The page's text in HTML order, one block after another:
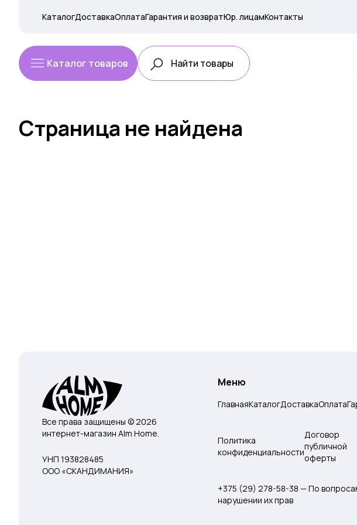
КаталогДоставкаОплатаГарантия и возвратЮр. лицамКонтакты
Каталог товаров
Страница не найдена
Все права защищены © 2026
интернет-магазин Alm Home.
УНП 193828485
ООО «СКАНДИМАНИЯ»
Меню
ГлавнаяКаталогДоставкаОплата
Политика
конфиденциальности
Договор
публичной
оферты
+375 (29) 278-58-38 — По
нарушении их прав